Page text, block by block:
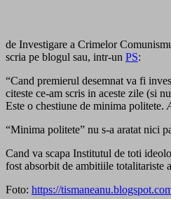
de Investigare a Crimelor
scria pe blogul sau, intr-un PS:
“Cand premierul desemnat va fi
citeste ce-am scris in aceste zile (si
Este o chestiune de minima politete.
“Minima politete” nu s-a aratat nici
Cand va scapa Institutul de toti
fost absorbit de ambitiile
Foto: https://